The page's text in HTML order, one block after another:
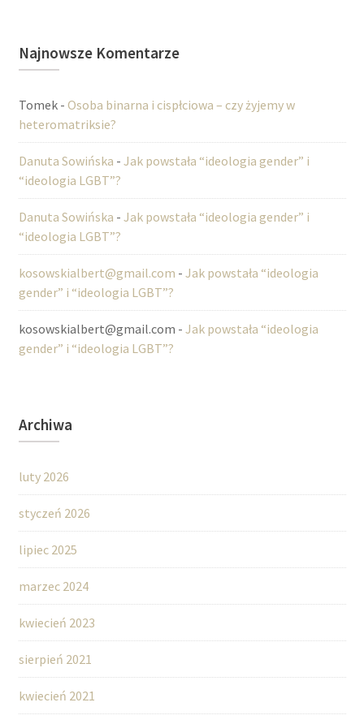
Najnowsze Komentarze
Tomek- Osoba binarna i cispłciowa – czy żyjemy w
heteromatriksie?
Danuta Sowińska - Jak powstała “ideologia gender” i
“ideologia LGBT”?
Danuta Sowińska - Jak powstała “ideologia gender” i
“ideologia LGBT”?
kosowskialbert@gmail.com - Jak powstała “ideologia
gender” i “ideologia LGBT”?
kosowskialbert@gmail.com - Jak powstała “ideologia
gender” i “ideologia LGBT”?
Archiwa
luty 2026
styczeń 2026
lipiec 2025
marzec 2024
kwiecień 2023
sierpień 2021
kwiecień 2021